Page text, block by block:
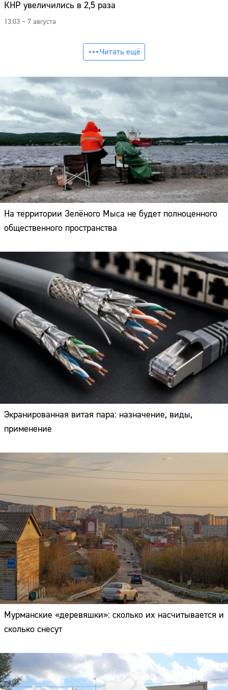
КНР увеличились в 2,5 раза
13:03 – 7 августа
Читать ещё
На территории Зелёного Мыса не будет полноценного
общественного пространства
Экранированная витая пара: назначение, виды,
применение
Мурманские «деревяшки»: сколько их насчитывается и
сколько снесут